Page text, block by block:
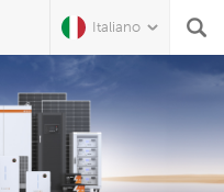
Italiano